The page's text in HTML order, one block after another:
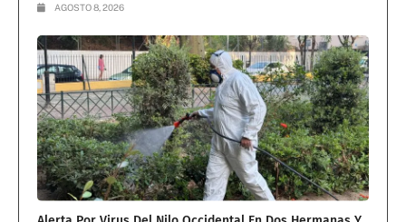
AGOSTO 8, 2026